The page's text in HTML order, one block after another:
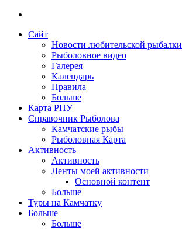
Сайт
Новости любительской рыбалки
Рыболовное видео
Галерея
Календарь
Правила
Больше
Карта РПУ
Справочник Рыболова
Камчатские рыбы
Рыболовная Карта
Активность
Активность
Ленты моей активности
Основной контент
Больше
Туры на Камчатку
Больше
Больше